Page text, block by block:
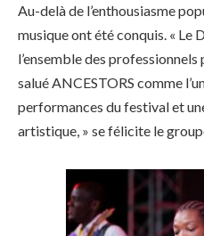
Au-delà de l’enthousiasme
musique ont été conquis. « Le
l’ensemble des
salué ANCESTORS comme
performances du festival et
artistique, » se félicite le